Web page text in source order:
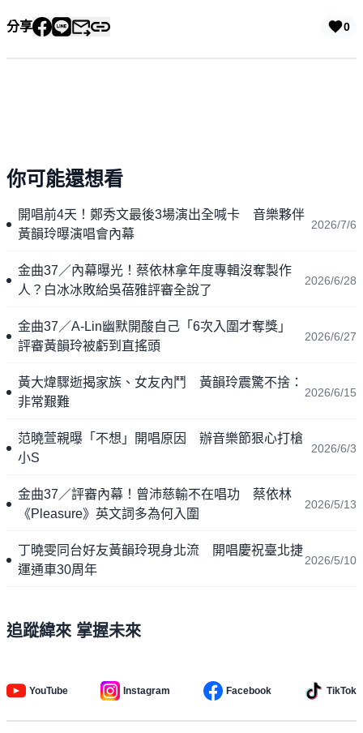
分享 0
你可能還想看
開唱前4天！鄭秀文最後3場演出全喊卡 音樂夥伴
黃韻玲曝演唱會內幕
2026/7/6
金曲37／內幕曝光！蔡依林拿年度專輯沒奪製作
人？白冰冰敗給吳蓓雅評審全說了
2026/6/28
金曲37／A-Lin幽默開酸自己「6次入圍才奪獎」
評審黃韻玲被虧到直搖頭
2026/6/27
黃大煒驟逝揭家族、女友內鬥 黃韻玲震驚不捨：
非常艱難
2026/6/15
范曉萱親曝「不想」開唱原因 辦音樂節狠心打槍
小S
2026/6/3
金曲37／評審內幕！曾沛慈輸不在唱功 蔡依林
《Pleasure》英文詞多為何入圍
2026/5/13
丁曉雯同台好友黃韻玲現身北流 開唱慶祝臺北捷
運通車30周年
2026/5/10
追蹤緯來 掌握未來
YouTube Instagram Facebook TikTok